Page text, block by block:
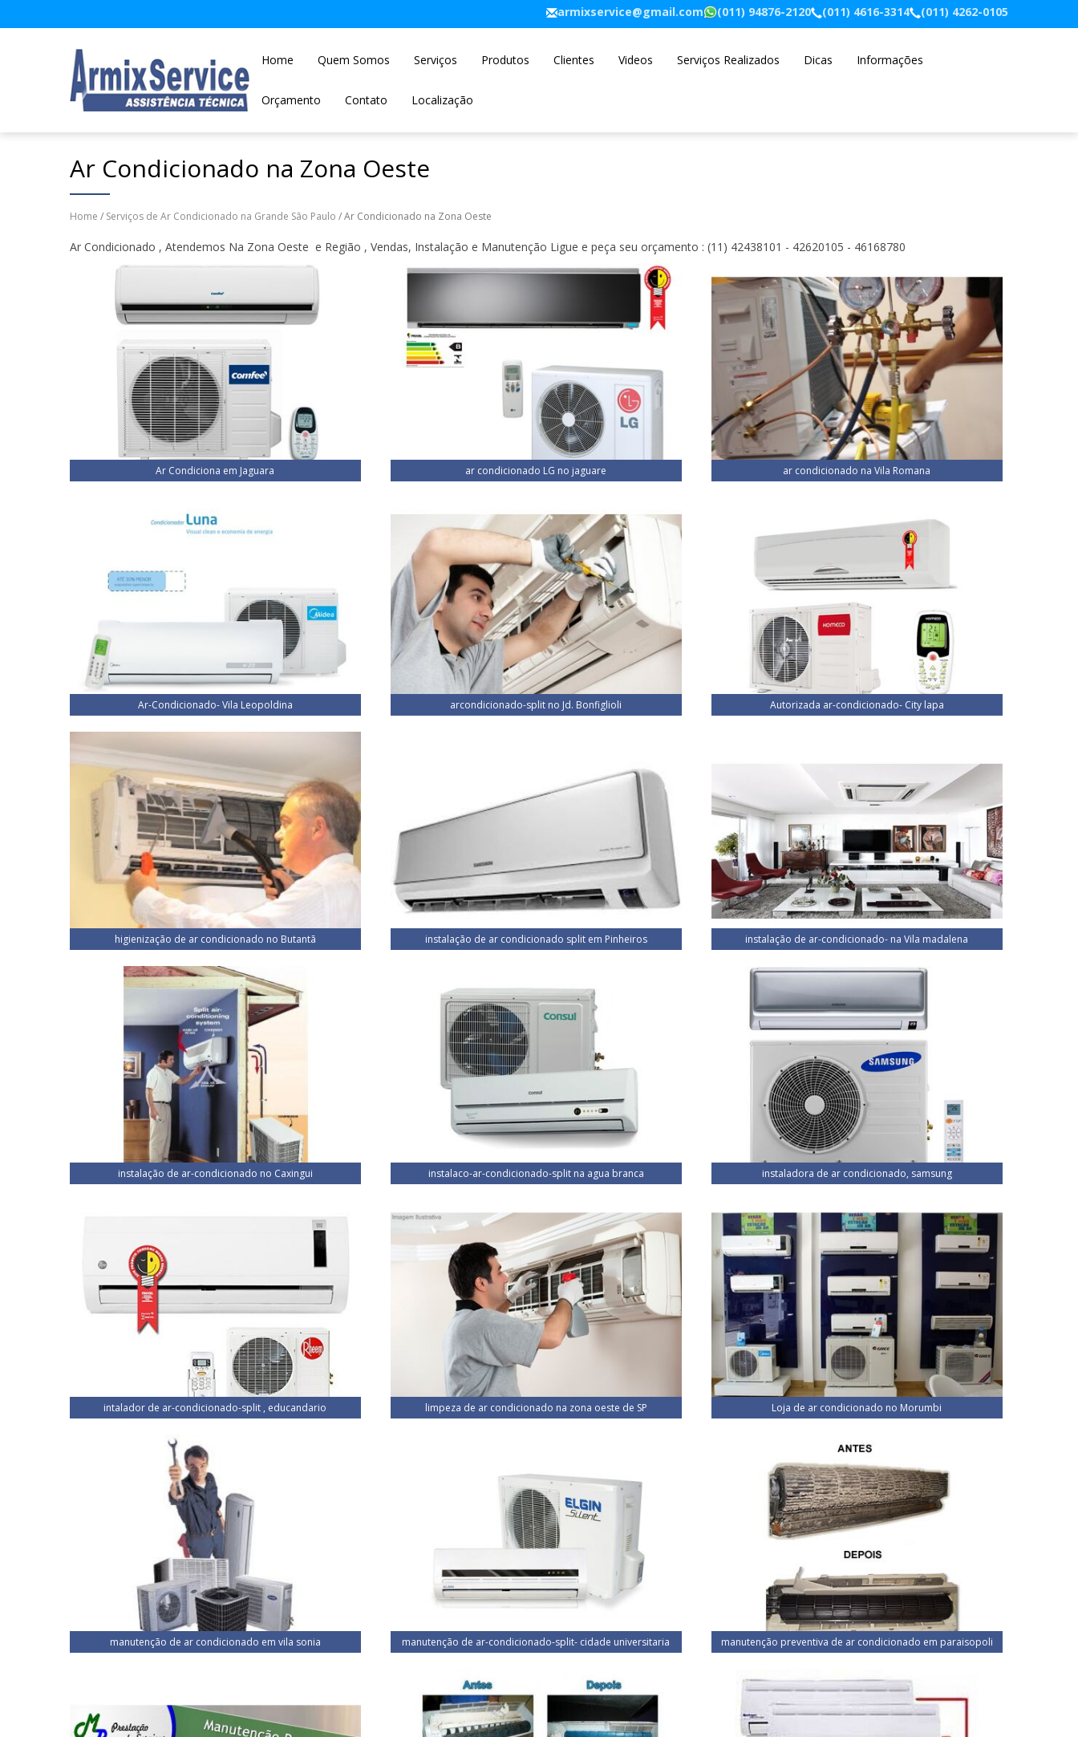
armixservice@gmail.com (011) 94876-2120 (011) 4616-3314 (011) 4262-0105
Home Quem Somos Serviços Produtos Clientes Videos Serviços Realizados Dicas Informações
Orçamento Contato Localização
Ar Condicionado na Zona Oeste
Home / Serviços de Ar Condicionado na Grande São Paulo / Ar Condicionado na Zona Oeste
Ar Condicionado , Atendemos Na Zona Oeste e Região , Vendas, Instalação e Manutenção Ligue e peça seu orçamento : (11) 42438101 - 42620105 - 46168780
Ar Condiciona em Jaguara ar condicionado LG no jaguare ar condicionado na Vila Romana
Ar-Condicionado- Vila Leopoldina arcondicionado-split no Jd. Bonfiglioli Autorizada ar-condicionado- City lapa
higienização de ar condicionado no Butantã instalação de ar condicionado split em Pinheiros instalação de ar-condicionado- na Vila madalena
instalação de ar-condicionado no Caxingui instalaco-ar-condicionado-split na agua branca instaladora de ar condicionado, samsung
intalador de ar-condicionado-split , educandario limpeza de ar condicionado na zona oeste de SP Loja de ar condicionado no Morumbi
manutenção de ar condicionado em vila sonia manutenção de ar-condicionado-split- cidade universitaria manutenção preventiva de ar condicionado em paraisopoli